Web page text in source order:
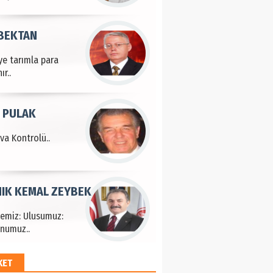
tarımla para
Kontrolü..
PULAK
Ulusumuz:
KEMAL ZEYBEK
HAYRİ PEKER